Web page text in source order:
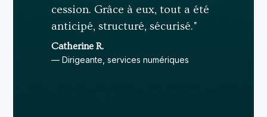
cession. Grâce à eux, tout a été
anticipé, structuré, sécurisé."
Catherine R.
— Dirigeante, services numériques